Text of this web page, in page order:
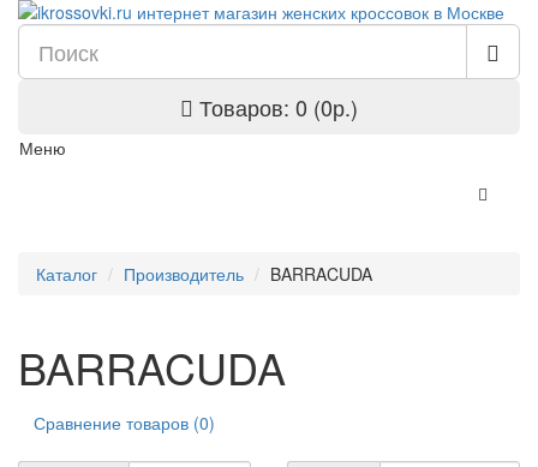
Товаров: 0 (0р.)
Меню
Каталог Производитель BARRACUDA
BARRACUDA
Сравнение товаров (0)